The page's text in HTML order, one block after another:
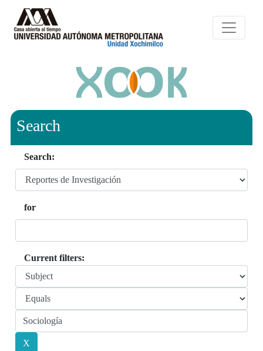
Search
Search:
for
Current filters: